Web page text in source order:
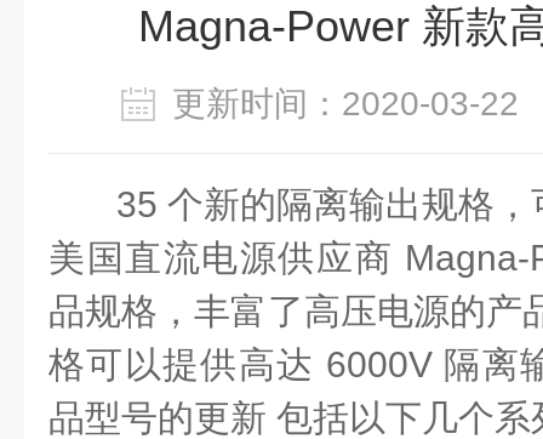
Magna-Power 新款
更新时间：2020-03-
35 个新的隔离输出规格
美国直流电源供应商
品规格，丰富了高压电源的产
格可以提供高达 6000V 隔离
品型号的更新 包括以下几个系